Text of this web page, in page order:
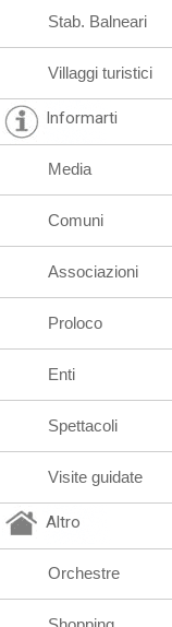
Stab. Balneari
Villaggi turistici
Informarti
Media
Comuni
Associazioni
Proloco
Enti
Spettacoli
Visite guidate
Altro
Orchestre